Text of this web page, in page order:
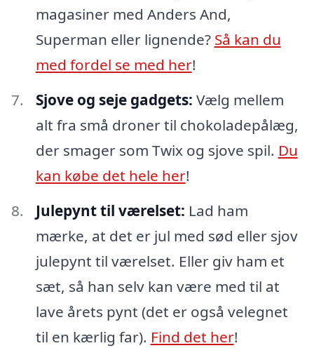
magasiner med Anders And,
Superman eller lignende? Så kan du
med fordel se med her!
Sjove og seje gadgets: Vælg mellem
alt fra små droner til chokoladepålæg,
der smager som Twix og sjove spil. Du
kan købe det hele her!
Julepynt til værelset: Lad ham
mærke, at det er jul med sød eller sjov
julepynt til værelset. Eller giv ham et
sæt, så han selv kan være med til at
lave årets pynt (det er også velegnet
til en kærlig far). Find det her!